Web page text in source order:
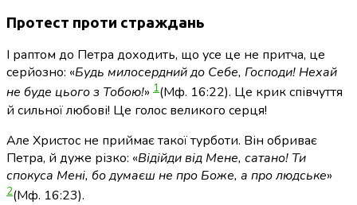
Протест проти страждань
І раптом до Петра доходить, що усе це не притча, це
серйозно: «Будь милосердний до Себе, Господи! Нехай
не буде цього з Тобою!» 1(Мф. 16:22). Це крик співчуття
й сильної любові! Це голос великого серця!
Але Христос не приймає такої турботи. Він обриває
Петра, й дуже різко: «Відійди від Мене, сатано! Ти
спокуса Мені, бо думаєш не про Боже, а про людське»
2(Мф. 16:23).